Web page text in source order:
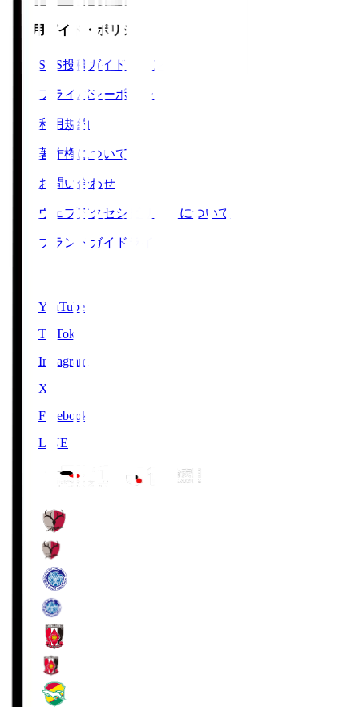
ご利用ガイド・ポリシー
SNS投稿ガイドライン
プライバシーポリシー
利用規約
著作権について
お問い合わせ
ウェブアクセシビリティについて
ブランドガイドライン
YouTube
TikTok
Instagram
X
Facebook
LINE